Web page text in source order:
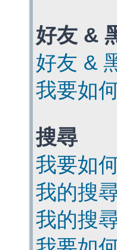
好友 &
好友 &
我要如
搜尋
我要如
我的搜
我的搜